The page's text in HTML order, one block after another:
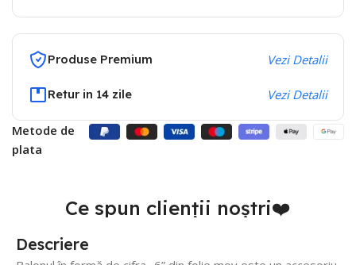
Produse Premium Vezi Detalii
Retur in 14 zile Vezi Detalii
Metode de
plata
Ce spun clienții noștri❤️
Descriere